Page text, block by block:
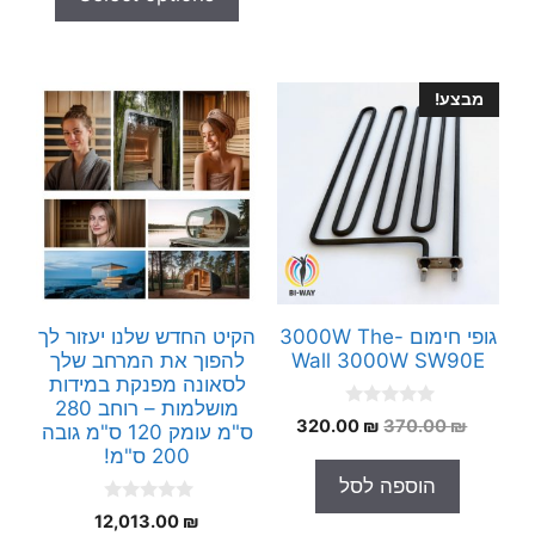
5
מבצע!
גופי חימום 3000W The-
Wall 3000W SW90E
0
o
o
5
370.00₪
המחיר
היה:
370.00 ₪.
320.00 ₪
המחיר
הוספה לסל
הקיט החדש שלנו יעזור לך
להפוך את המרחב שלך
לסאונה מפנקת במידות
מושלמות – רוחב 280
ס"מ עומק 120 ס"מ גובה
200 ס"מ!
0
o
12,013.00 ₪